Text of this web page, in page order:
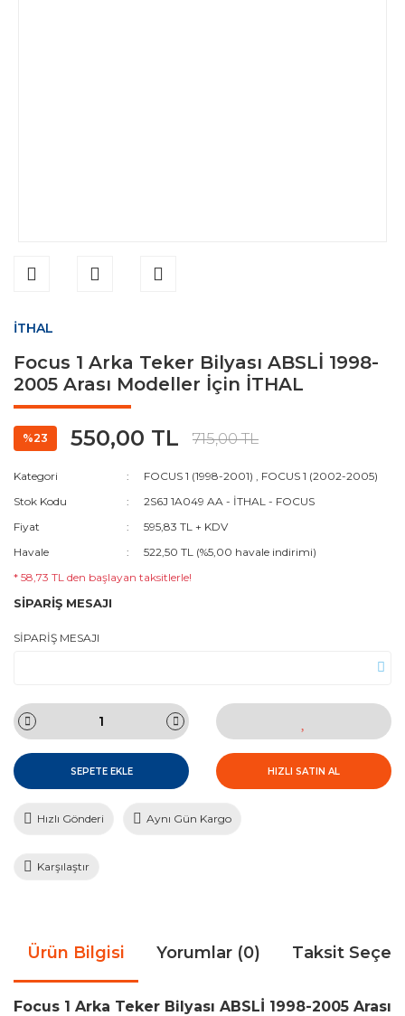
İTHAL
Focus 1 Arka Teker Bilyası ABSLİ 1998-
2005 Arası Modeller İçin İTHAL
%23 550,00 TL 715,00 TL
Kategori FOCUS 1 (1998-2001) , FOCUS 1 (2002-2005)
Stok Kodu
2S6J 1A049 AA - İTHAL - FOCUS
Fiyat
595,83 TL + KDV
Havale
522,50 TL (%5,00 havale indirimi)
* 58,73 TL den başlayan taksitlerle!
SİPARİŞ MESAJI
SİPARİŞ MESAJI
SEPETE EKLE HIZLI SATIN AL
Hızlı Gönderi Aynı Gün Kargo
Karşılaştır
Ürün Bilgisi Yorumlar (0) Taksit
Focus 1 Arka Teker Bilyası ABSLİ 1998-2005 Arası